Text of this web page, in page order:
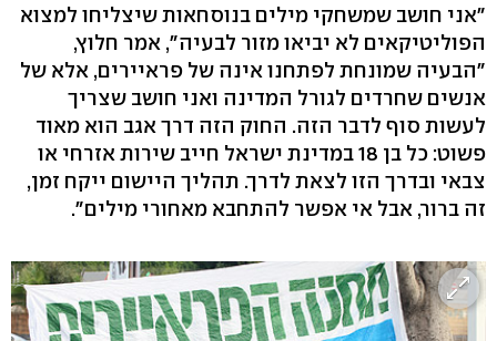
"אני חושב שמשחקי מילים בנוסחאות שיצליחו למצוא
הפוליטיקאים לא יביאו מזור לבעיה", אמר חלוץ,
"הבעיה שמונחת לפתחנו אינה של פראיירים, אלא של
אנשים שחרדים לגורל המדינה ואני חושב שצריך
לעשות סוף לדבר הזה. החוק הזה דרך אגב הוא מאוד
פשוט: כל בן 18 במדינת ישראל חייב שירות אזרחי או
צבאי ובדרך הזו לצאת לדרך. תהליך היישום ייקח זמן,
זה ברור, אבל אי אפשר להתחבא מאחורי מילים".